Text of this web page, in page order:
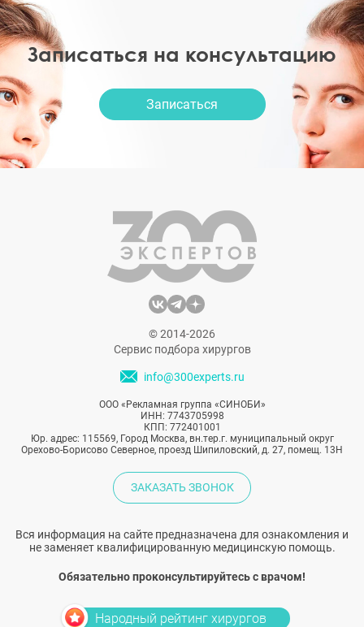
Записаться на консультацию
Записаться
© 2014-2026
Сервис подбора хирургов
info@300experts.ru
ООО «Рекламная группа «СИНОБИ»
ИНН: 7743705998
КПП: 772401001
Юр. адрес: 115569, Город Москва, вн.тер.г. муниципальный округ
Орехово-Борисово Северное, проезд Шипиловский, д. 27, помещ. 13Н
ЗАКАЗАТЬ ЗВОНОК
Вся информация на сайте предназначена для ознакомления и
не заменяет квалифицированную медицинскую помощь.
Обязательно проконсультируйтесь с врачом!
Народный рейтинг хирургов